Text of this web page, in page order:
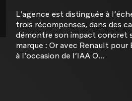
L’agence est distinguée à
trois récompenses, dans des
démontre son impact concret
marque : Or avec Renault
à l’occasion de l’IAA O...